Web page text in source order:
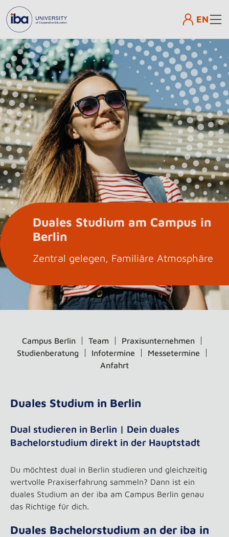
EN
Duales Studium am Campus in
Berlin
Zentral gelegen, Familiäre Atmosphäre
Campus Berlin Team
Praxisunternehmen
Studienberatung
Infotermine
Messetermine
Anfahrt
Duales Studium in Berlin
Dual studieren in Berlin | Dein duales
Bachelorstudium direkt in der Hauptstadt
Du möchtest dual in Berlin studieren und gleichzeitig
wertvolle Praxiserfahrung sammeln? Dann ist ein
duales Studium an der iba am Campus Berlin genau
das Richtige für dich.
Duales Bachelorstudium an der iba in